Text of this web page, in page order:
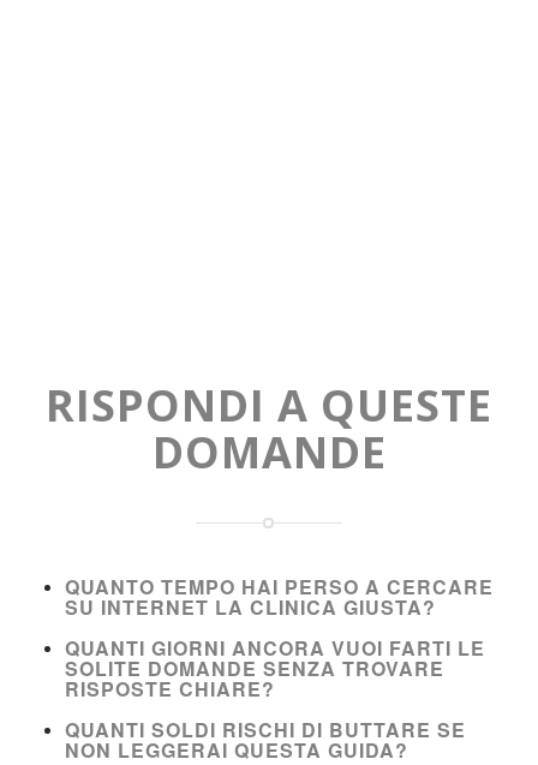
RISPONDI A QUESTE
DOMANDE
QUANTO TEMPO HAI PERSO A CERCARE
SU INTERNET LA CLINICA GIUSTA?
QUANTI GIORNI ANCORA VUOI FARTI LE
SOLITE DOMANDE SENZA TROVARE
RISPOSTE CHIARE?
QUANTI SOLDI RISCHI DI BUTTARE SE
NON LEGGERAI QUESTA GUIDA?